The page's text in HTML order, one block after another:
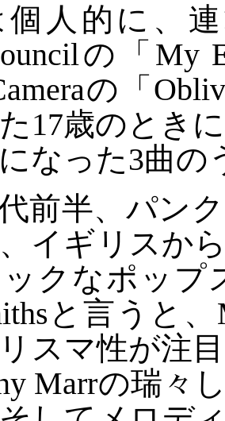
個人的に、
の「My
の「
17歳のとき
なった3曲の
前半、パン
イギリスか
クなポップ
と言うと
スマ性が注
Marrの瑞々